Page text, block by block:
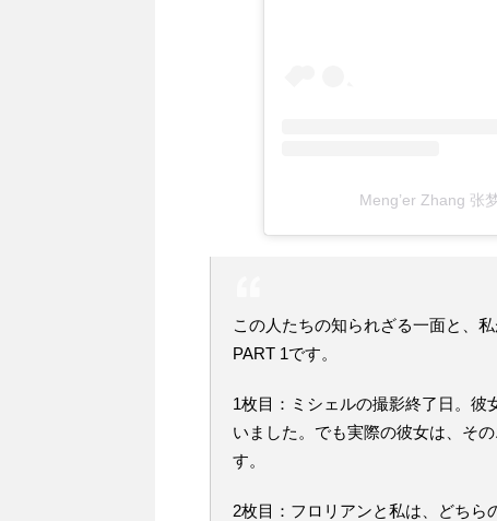
Meng’er Zhang 张
この人たちの知られざる一面と、
PART 1です。
1枚目：ミシェルの撮影終了日。彼
いました。でも実際の彼女は、そ
す。
2枚目：フロリアンと私は、どちら